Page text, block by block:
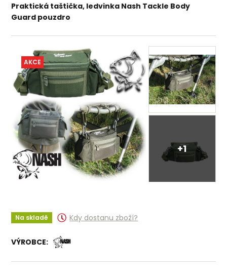
Praktická taštička, ledvinka Nash Tackle Body
Guard pouzdro
AKCE
+1
Na skladě Kdy dostanu zboží?
VÝROBCE: